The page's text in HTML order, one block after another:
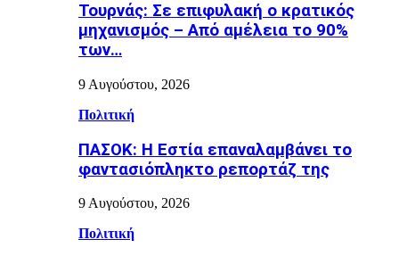
Τουρνάς: Σε επιφυλακή ο κρατικός
μηχανισμός – Από αμέλεια το 90%
των…
9 Αυγούστου, 2026
Πολιτική
ΠΑΣΟΚ: Η Εστία επαναλαμβάνει το
φαντασιόπληκτο ρεπορτάζ της
9 Αυγούστου, 2026
Πολιτική